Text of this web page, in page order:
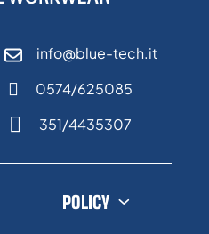
info@blue-tech.it
0574/625085
351/4435307
POLICY